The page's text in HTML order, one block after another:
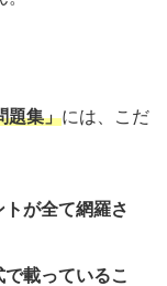
題集」には、こだ
が全て網羅さ
載っているこ